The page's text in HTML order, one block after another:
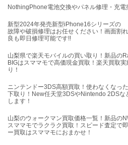
NothingPhone電池交換やパネル修理・充電
新型2024年発売新型iPhone16シリーズの
故障や破損修理はお任せください！画面割
良も即日修理可能です!!
山梨県で楽天モバイルの買い取り！新品の
BIGはスママモで高価現金買取！楽天買取
り！
ニンテンドー3DS高額買取！使わなくなっ
下取り！New任天堂3DSやNintendo 2DSな
します！
山梨のウォークマン買取価格一覧！新品の
スママモでラクラク買取！スピード査定で
ー買取はスママモにおまかせ！